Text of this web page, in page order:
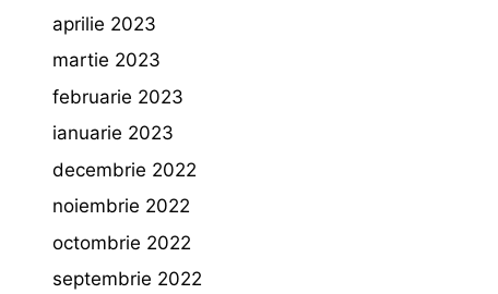
aprilie 2023
martie 2023
februarie 2023
ianuarie 2023
decembrie 2022
noiembrie 2022
octombrie 2022
septembrie 2022